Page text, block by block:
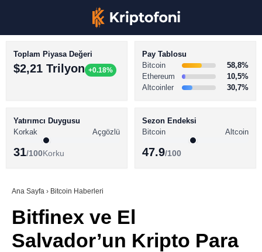
TikTok
BİTCOİN HABERLERİ
ALTCOİN HABERLERİ
SÖZLÜK
Toplam Piyasa Değeri
$2,21 Trilyon +0.18%
Pay Tablosu
Bitcoin
58,8%
Ethereum
10,5%
Altcoinler
30,7%
Yatırımcı Duygusu
Korkak
Açgözlü
31/100Korku
Sezon Endeksi
Bitcoin
Altcoin
47.9/100
Ana Sayfa › Bitcoin Haberleri
Bitfinex ve El
Salvador’un Kripto Para